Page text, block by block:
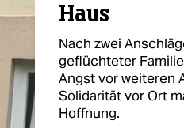
Haus
Nach zwei
geflüchteter
Angst vor weiteren
Solidarität vor Ort
Hoffnung.